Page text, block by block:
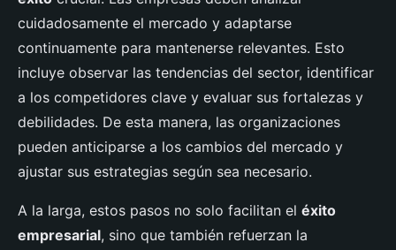
cuidadosamente el mercado y adaptarse
continuamente para mantenerse relevantes. Esto
incluye observar las tendencias del sector, identificar
a los competidores clave y evaluar sus fortalezas y
debilidades. De esta manera, las organizaciones
pueden anticiparse a los cambios del mercado y
ajustar sus estrategias según sea necesario.
A la larga, estos pasos no solo facilitan el éxito
empresarial, sino que también refuerzan la